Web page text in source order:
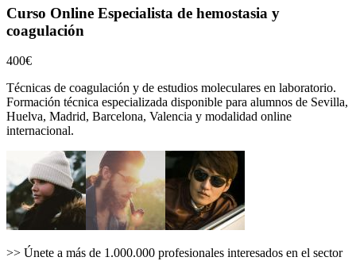
Curso Online Especialista de hemostasia y
coagulación
400€
Técnicas de coagulación y de estudios moleculares en laboratorio.
Formación técnica especializada disponible para alumnos de Sevilla,
Huelva, Madrid, Barcelona, Valencia y modalidad online
internacional.
>> Únete a más de 1.000.000 profesionales interesados en el sector